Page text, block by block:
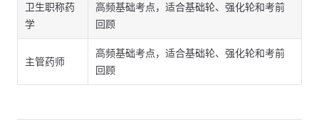
卫生职称药
学
高频基础考点，适合基础轮、强化轮和考前
回顾
主管药师
高频基础考点，适合基础轮、强化轮和考前
回顾